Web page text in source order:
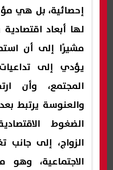
إحصائية، بل هي
لها أبعاد
مشيرًا إلى أن
يؤدي إلى
المجتمع، وأن
والعنوسة يرتبط
الضغوط
الزواج، إلى جانب
الاجتماعية،